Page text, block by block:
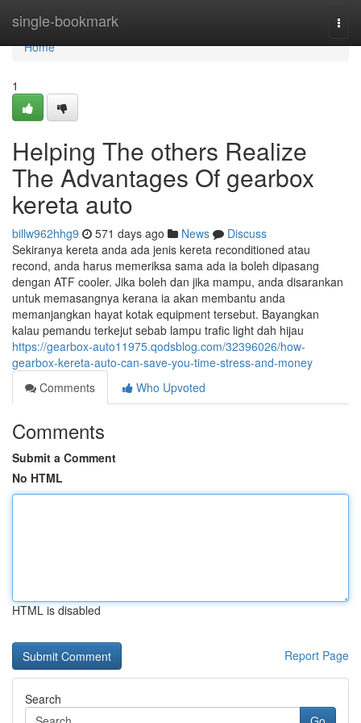
single-bookmark
Home
Home
1
Helping The others Realize
The Advantages Of gearbox
kereta auto
billw962hhg9 571 days ago News
Discuss
Sekiranya kereta anda ada jenis kereta reconditioned atau
recond, anda harus memeriksa sama ada ia boleh dipasang
dengan ATF cooler. Jika boleh dan jika mampu, anda disarankan
untuk memasangnya kerana ia akan membantu anda
memanjangkan hayat kotak equipment tersebut. Bayangkan
kalau pemandu terkejut sebab lampu trafic light dah hijau
https://gearbox-auto11975.qodsblog.com/32396026/how-
gearbox-kereta-auto-can-save-you-time-stress-and-money
Comments
Who Upvoted
Comments
Submit a Comment
No HTML
HTML is disabled
Report Page
Search